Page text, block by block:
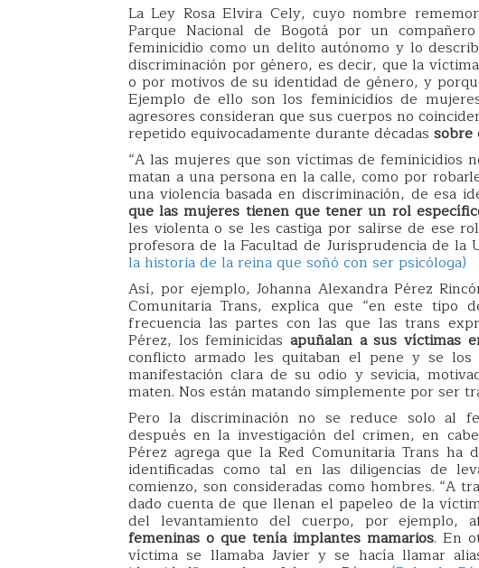
La Ley Rosa Elvira Cely, cuyo nombre
Parque Nacional de Bogotá por un
feminicidio como un delito autónomo y lo
discriminación por género, es decir, que la
o por motivos de su identidad de género, y
Ejemplo de ello son los feminicidios de
agresores consideran que sus cuerpos no
repetido equivocadamente durante décadas sobre
“A las mujeres que son víctimas de feminicidios
matan a una persona en la calle, como por
una violencia basada en discriminación, de esa
que las mujeres tienen que tener un rol
les violenta o se les castiga por salirse de ese
profesora de la Facultad de Jurisprudencia de la
la historia de la reina que soñó con ser psicóloga)
Así, por ejemplo, Johanna Alexandra Pérez
Comunitaria Trans, explica que “en este tipo
frecuencia las partes con las que las trans
Pérez, los feminicidas apuñalan a sus víctimas
conflicto armado les quitaban el pene y se
manifestación clara de su odio y sevicia,
maten. Nos están matando simplemente por ser
Pero la discriminación no se reduce solo al
después en la investigación del crimen, en
Pérez agrega que la Red Comunitaria Trans
identificadas como tal en las diligencias de
comienzo, son consideradas como hombres. “A
dado cuenta de que llenan el papeleo de la
del levantamiento del cuerpo, por ejemplo,
femeninas o que tenía implantes mamarios. En
víctima se llamaba Javier y se hacía llamar